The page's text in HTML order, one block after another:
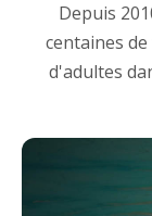
Depuis
centaines
d'adultes